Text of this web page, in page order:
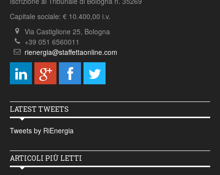
Capitale sociale: € 10.400,00 i.v.
Via Castiglione 25, Bologna
+39 051 6560011
rienergia@staffettaonline.com
LATEST TWEETS
Tweets by RiEnergia
ARTICOLI PIÙ LETTI